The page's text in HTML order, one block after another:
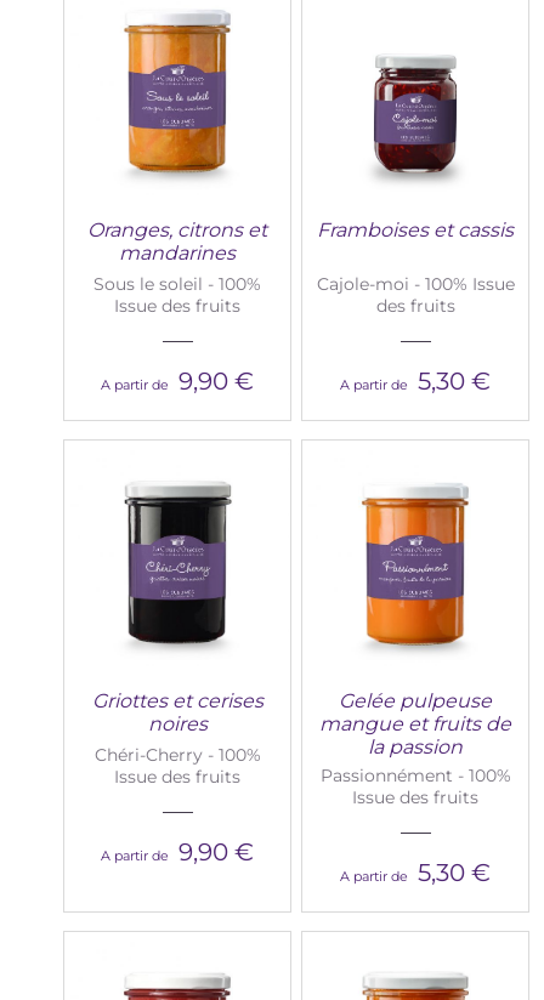
Oranges, citrons et
mandarines
Sous le soleil - 100%
Issue des fruits
A partir de 9,90 €
Framboises et cassis
Cajole-moi - 100% Issue
des fruits
A partir de 5,30 €
Griottes et cerises
noires
Chéri-Cherry - 100%
Issue des fruits
A partir de 9,90 €
Gelée pulpeuse
mangue et fruits de
la passion
Passionnément - 100%
Issue des fruits
A partir de 5,30 €